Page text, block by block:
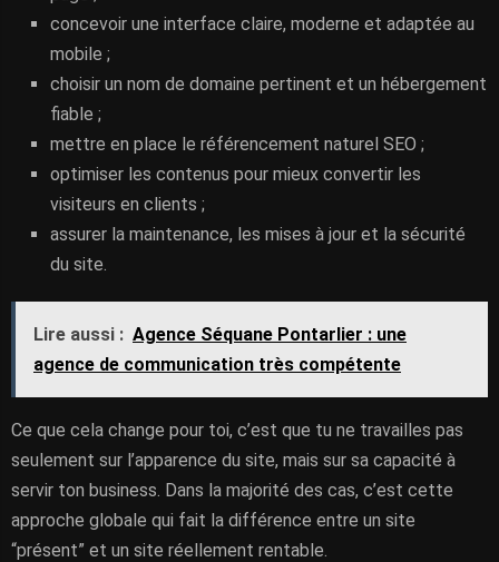
concevoir une interface claire, moderne et adaptée au
mobile ;
choisir un nom de domaine pertinent et un hébergement
fiable ;
mettre en place le référencement naturel SEO ;
optimiser les contenus pour mieux convertir les
visiteurs en clients ;
assurer la maintenance, les mises à jour et la sécurité
du site.
Lire aussi : Agence Séquane Pontarlier : une
agence de communication très compétente
Ce que cela change pour toi, c’est que tu ne travailles pas
seulement sur l’apparence du site, mais sur sa capacité à
servir ton business. Dans la majorité des cas, c’est cette
approche globale qui fait la différence entre un site
“présent” et un site réellement rentable.